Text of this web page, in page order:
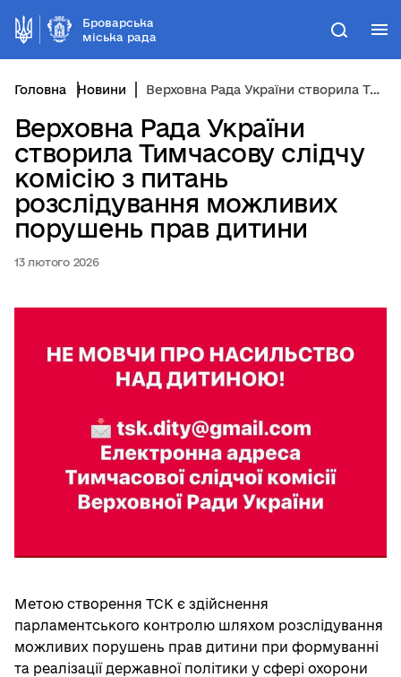
Броварська
міська рада
Пошук
Головна Новини Верховна Рада України створила Тимчасову слідчу комісію з питань розслідування можливих порушень прав дитини
Верховна Рада України
створила Тимчасову слідчу
комісію з питань
розслідування можливих
порушень прав дитини
13 лютого 2026
Метою створення ТСК є здійснення
парламентського контролю шляхом розслідування
можливих порушень прав дитини при формуванні
та реалізації державної політики у сфері охорони